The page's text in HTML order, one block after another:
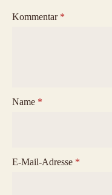
Kommentar *
Name *
E-Mail-Adresse *